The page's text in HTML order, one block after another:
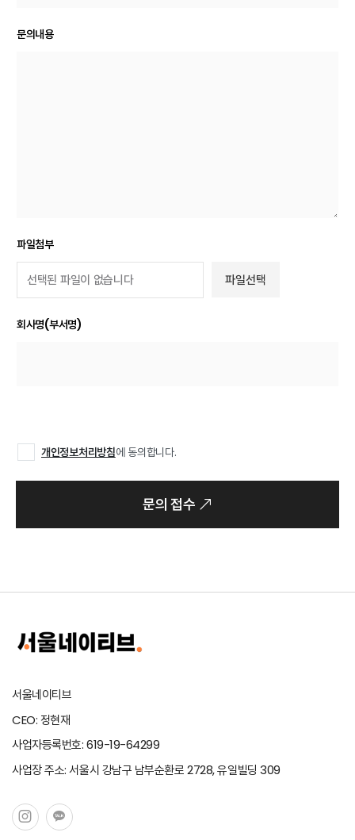
문의내용
파일첨부
파일선택
회사명(부서명)
개인정보처리방침에 동의합니다.
문의 접수
서울네이티브
CEO: 정현재
사업자등록번호: 619-19-64299
사업장 주소: 서울시 강남구 남부순환로 2728, 유일빌딩 309